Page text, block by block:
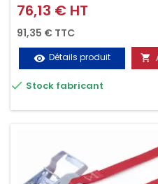
d'un seul geste aussi bien
transport. Référence vendue
Prix
76,13 € HT
91,35 € TTC
visibility Détails produit 
 Stock fabricant